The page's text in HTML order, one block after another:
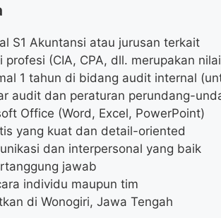
S1 Akuntansi atau jurusan terkait
profesi (CIA, CPA, dll. merupakan
1 tahun di bidang audit internal
audit dan peraturan perundang-
Office (Word, Excel, PowerPoint)
yang kuat dan detail-oriented
dan interpersonal yang baik
jawab
individu maupun tim
di Wonogiri, Jawa Tengah